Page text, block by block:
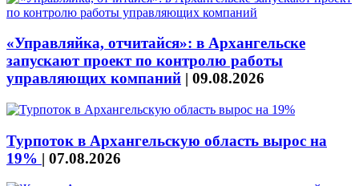
«Управляйка, отчитайся»: в Архангельске
запускают проект по контролю работы
управляющих компаний | 09.08.2026
Турпоток в Архангельскую область вырос на
19% | 07.08.2026